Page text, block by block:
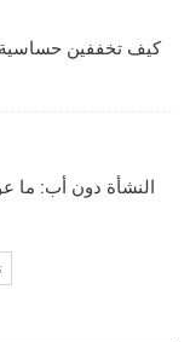
كيف تخففين حساسية
النشأة دون أب: ما